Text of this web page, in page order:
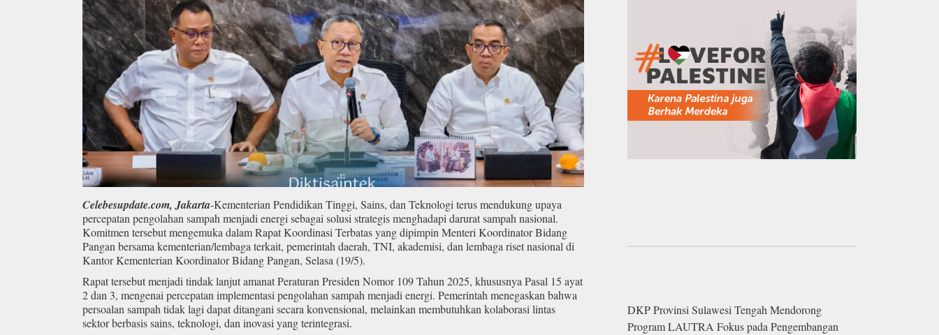
Celebesupdate.com, Jakarta-Kementerian Pendidikan Tinggi, Sains, dan Teknologi terus mendukung upaya
percepatan pengolahan sampah menjadi energi sebagai solusi strategis menghadapi darurat sampah nasional.
Komitmen tersebut mengemuka dalam Rapat Koordinasi Terbatas yang dipimpin Menteri Koordinator Bidang
Pangan bersama kementerian/lembaga terkait, pemerintah daerah, TNI, akademisi, dan lembaga riset nasional di
Kantor Kementerian Koordinator Bidang Pangan, Selasa (19/5).
Rapat tersebut menjadi tindak lanjut amanat Peraturan Presiden Nomor 109 Tahun 2025, khususnya Pasal 15 ayat
2 dan 3, mengenai percepatan implementasi pengolahan sampah menjadi energi. Pemerintah menegaskan bahwa
persoalan sampah tidak lagi dapat ditangani secara konvensional, melainkan membutuhkan kolaborasi lintas
sektor berbasis sains, teknologi, dan inovasi yang terintegrasi.
DKP Provinsi Sulawesi Tengah Mendorong
Program LAUTRA Fokus pada Pengembangan